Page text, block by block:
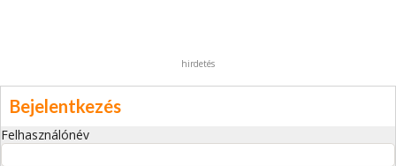
hirdetés
Bejelentkezés
Felhasználónév